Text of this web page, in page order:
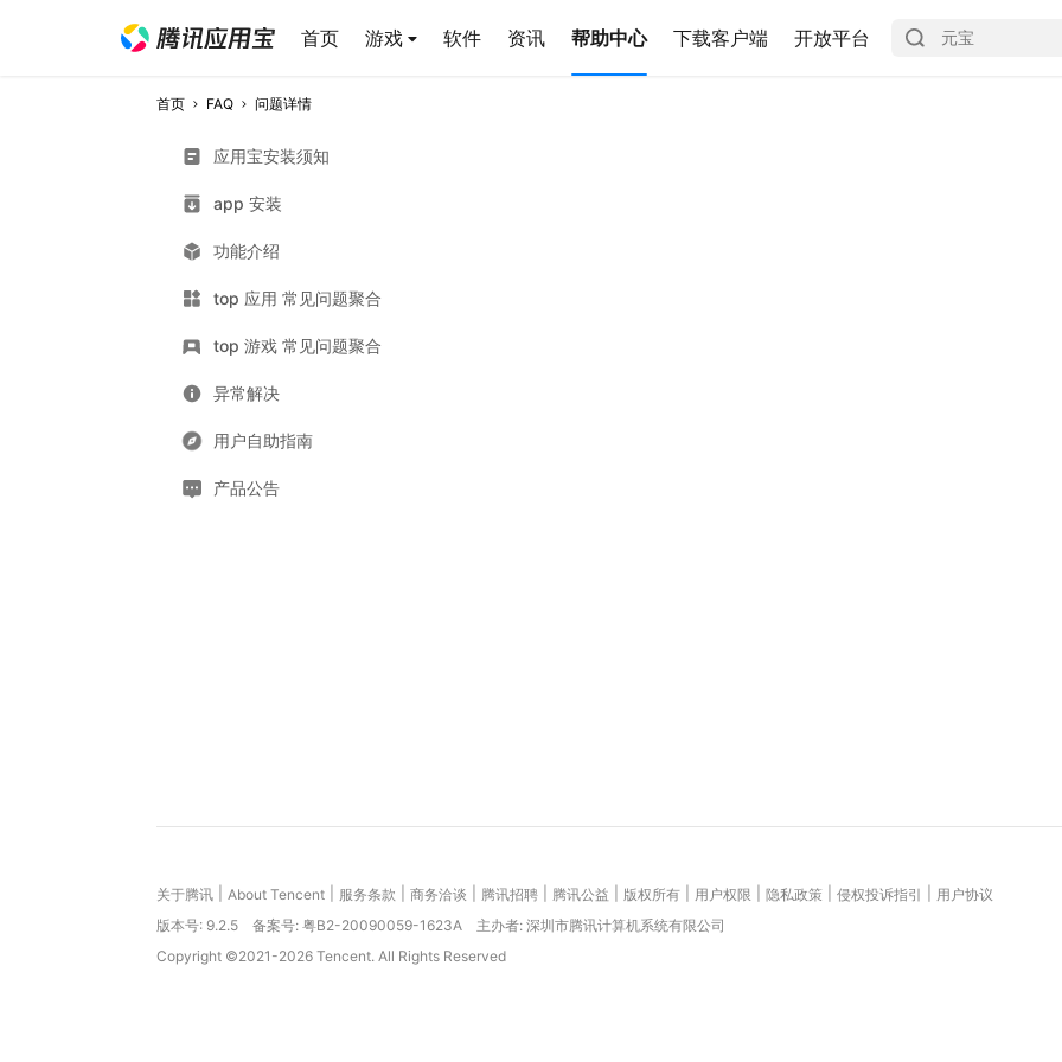
首页 游戏 软件 资讯 帮助中心 下载客户端 开放平台
首页 FAQ 问题详情
应用宝安装须知
app 安装
功能介绍
top 应用 常见问题聚合
top 游戏 常见问题聚合
异常解决
用户自助指南
产品公告
关于腾讯 About Tencent 服务条款 商务洽谈 腾讯招聘 腾讯公益 版权所有 用户权限 隐私政策 侵权投诉指引
用户协议
版本号: 9.2.5 备案号: 粤B2-20090059-1623A
主办者: 深圳市腾讯计算机系统有限公司
Copyright ©2021-2026 Tencent. All Rights Reserved